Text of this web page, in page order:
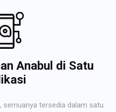
Anabul di Satu
semuanya tersedia dalam satu